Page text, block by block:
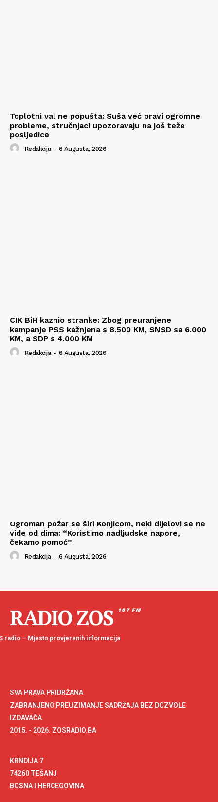
Toplotni val ne popušta: Suša već pravi ogromne
probleme, stručnjaci upozoravaju na još teže
posljedice
Redakcija - 6 Augusta, 2026
CIK BiH kaznio stranke: Zbog preuranjene
kampanje PSS kažnjena s 8.500 KM, SNSD sa 6.000
KM, a SDP s 4.000 KM
Redakcija - 6 Augusta, 2026
Ogroman požar se širi Konjicom, neki dijelovi se ne
vide od dima: “Koristimo nadljudske napore,
čekamo pomoć”
Redakcija - 6 Augusta, 2026
RADIO ZOS 107 FM
radio – Mjesto provjerenih informacija
SVA PRAVA PRIDRŽANA
ZABRANJENO PREUZIMANJE SADRŽAJA BEZ DOZVOLE
IZDAVAČA
2015. - 2026. ZOSRADIO.BA
KRNDIJA 7
74260 TEŠANJ
BOSNA I HERCEGOVINA